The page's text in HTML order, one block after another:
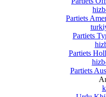
Partiets
Partiets
Partiets
Partiets